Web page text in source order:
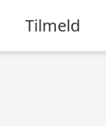
Tilmeld